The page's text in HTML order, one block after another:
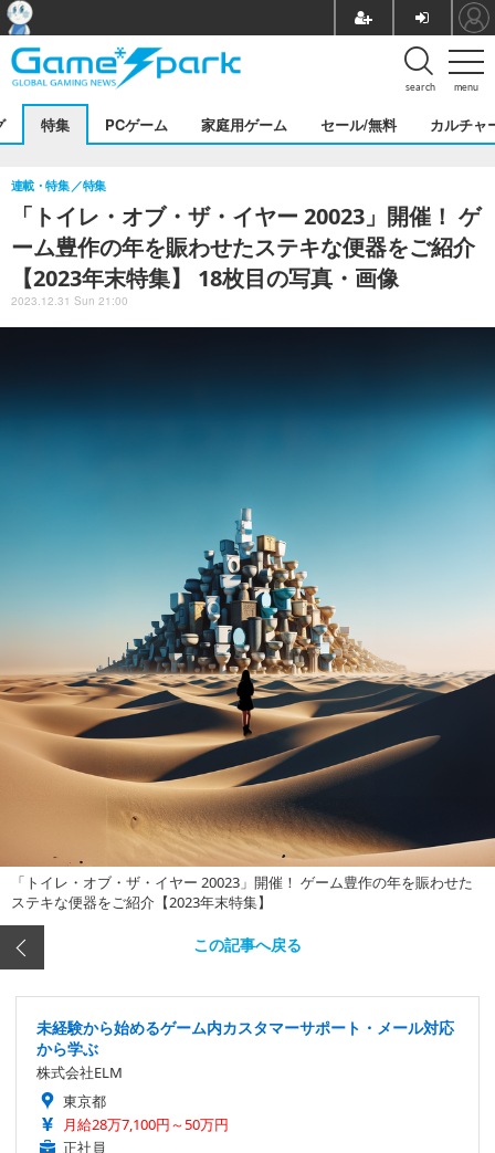
menu
search
特集 PCゲーム 家庭用ゲーム セール/無料 カルチャ
「トイレ・オブ・ザ・イヤー 20023」開催！ ゲ
ーム豊作の年を賑わせたステキな便器をご紹介
【2023年末特集】 18枚目の写真・画像
連載・特集 特集
2023.12.31 Sun 21:00
「トイレ・オブ・ザ・イヤー 20023」開催！ ゲーム豊作の年を賑わせた
ステキな便器をご紹介【2023年末特集】
この記事へ戻る
未経験から始めるゲーム内カスタマーサポート・メール対応
から学ぶ
株式会社ELM
東京都
月給28万7,100円～50万円
正社員